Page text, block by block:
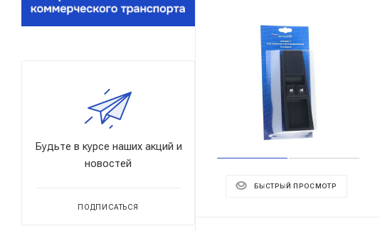
БЫСТРЫЙ ПРОСМОТР
Будьте в курсе наших акций и
новостей
ПОДПИСАТЬСЯ